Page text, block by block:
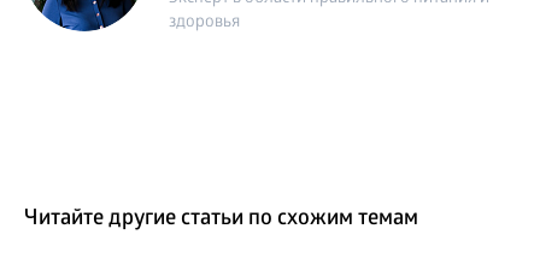
здоровья
Читайте другие статьи по схожим темам